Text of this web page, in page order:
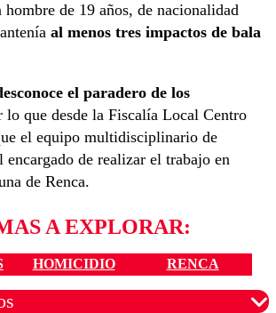
de 19 años, de nacionalidad
al menos tres impactos de bala
el paradero de los
lo que desde la Fiscalía Local Centro
el equipo multidisciplinario de
encargado de realizar el trabajo en
de Renca.
A EXPLORAR:
HOMICIDIO RENCA